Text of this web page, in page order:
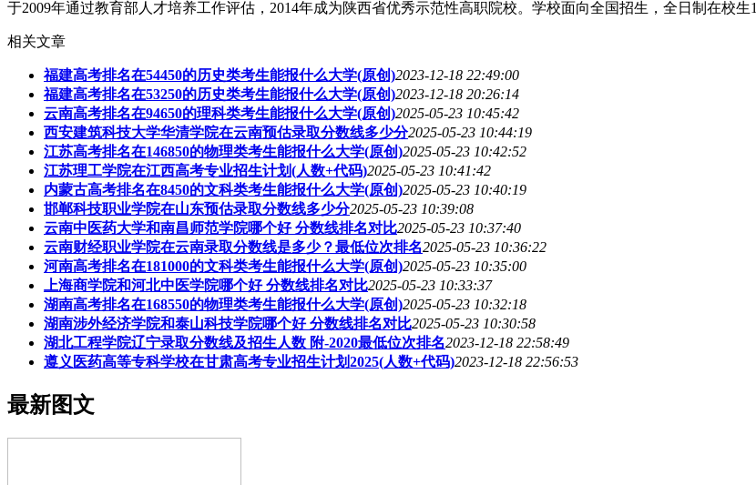
于2009年通过教育部人才培养工作评估，2014年成为陕西省优秀示范性高职院校。学校面向全国招生，全日制在校生1
相关文章
福建高考排名在54450的历史类考生能报什么大学(原创)2023-12-18 22:49:00
福建高考排名在53250的历史类考生能报什么大学(原创)2023-12-18 20:26:14
云南高考排名在94650的理科类考生能报什么大学(原创)2025-05-23 10:45:42
西安建筑科技大学华清学院在云南预估录取分数线多少分2025-05-23 10:44:19
江苏高考排名在146850的物理类考生能报什么大学(原创)2025-05-23 10:42:52
江苏理工学院在江西高考专业招生计划(人数+代码)2025-05-23 10:41:42
内蒙古高考排名在8450的文科类考生能报什么大学(原创)2025-05-23 10:40:19
邯郸科技职业学院在山东预估录取分数线多少分2025-05-23 10:39:08
云南中医药大学和南昌师范学院哪个好 分数线排名对比2025-05-23 10:37:40
云南财经职业学院在云南录取分数线是多少？最低位次排名2025-05-23 10:36:22
河南高考排名在181000的文科类考生能报什么大学(原创)2025-05-23 10:35:00
上海商学院和河北中医学院哪个好 分数线排名对比2025-05-23 10:33:37
湖南高考排名在168550的物理类考生能报什么大学(原创)2025-05-23 10:32:18
湖南涉外经济学院和泰山科技学院哪个好 分数线排名对比2025-05-23 10:30:58
湖北工程学院辽宁录取分数线及招生人数 附-2020最低位次排名2023-12-18 22:58:49
遵义医药高等专科学校在甘肃高考专业招生计划2025(人数+代码)2023-12-18 22:56:53
最新图文